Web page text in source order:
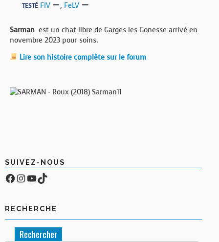
TESTÉ FIV , FeLV
Sarman est un chat libre de Garges les Gonesse arrivé en
novembre 2023 pour soins.
Lire son histoire complète sur le forum
SUIVEZ-NOUS
Facebook
Compte Instagram
YouTube
TikTok
RECHERCHE
Rechercher :